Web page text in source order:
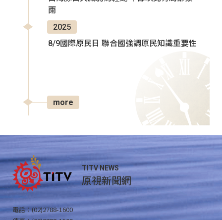
雨
2025
8/9國際原民日 聯合國強調原民知識重要性
more
TITV NEWS
原視新聞網
電話：(02)2788-1600